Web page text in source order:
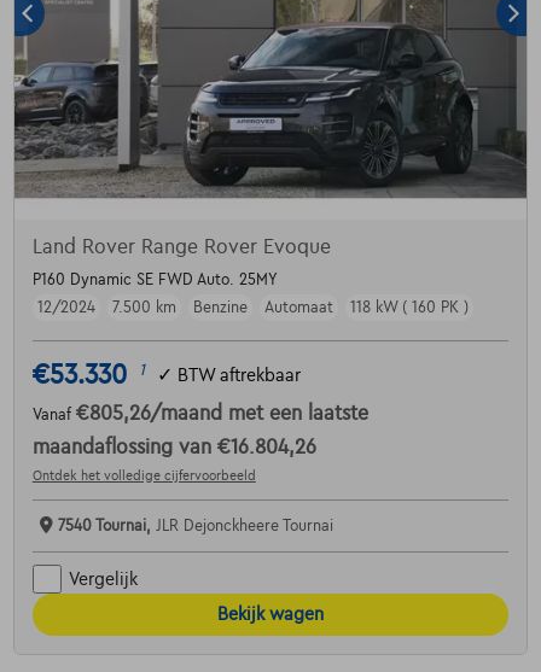
Land Rover Range Rover Evoque
P160 Dynamic SE FWD Auto. 25MY
12/2024
7.500 km Benzine Automaat 118 kW ( 160 PK )
€53.330 1 ✓ BTW aftrekbaar
Vanaf €805,26/maand met een laatste
maandaflossing van €16.804,26
Ontdek het volledige cijfervoorbeeld
7540 Tournai, JLR Dejonckheere Tournai
Vergelijk
Bekijk wagen